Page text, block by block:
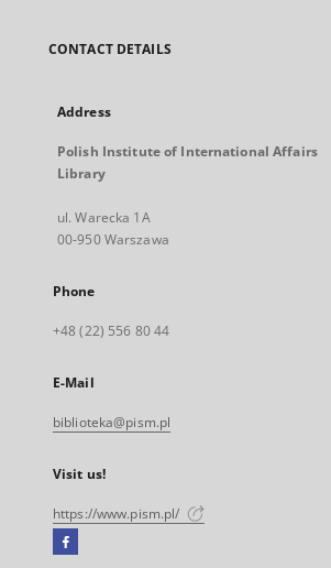
CONTACT DETAILS
Address
Polish Institute of International Affairs
Library
ul. Warecka 1A
00-950 Warszawa
Phone
+48 (22) 556 80 44
E-Mail
biblioteka@pism.pl
Visit us!
https://www.pism.pl/
Facebook